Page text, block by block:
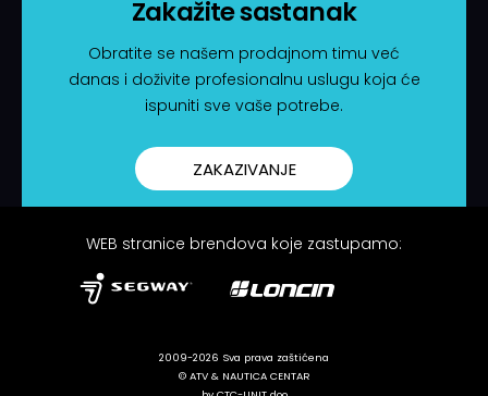
Zakažite sastanak
Obratite se našem prodajnom timu već
danas i doživite profesionalnu uslugu koja će
ispuniti sve vaše potrebe.
ZAKAZIVANJE
WEB stranice brendova koje zastupamo:
2009-2026 Sva prava zaštićena
© ATV & NAUTICA CENTAR